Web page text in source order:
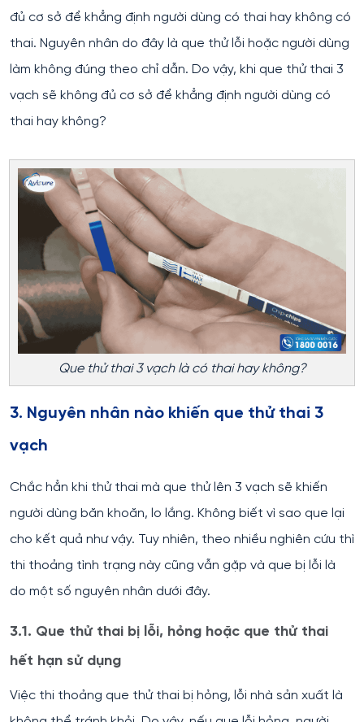
đủ cơ sở để khẳng định người dùng có thai hay không có
thai. Nguyên nhân do đây là que thử lỗi hoặc người dùng
làm không đúng theo chỉ dẫn. Do vậy, khi que thử thai 3
vạch sẽ không đủ cơ sở để khẳng định người dùng có
thai hay không?
Que thử thai 3 vạch là có thai hay không?
3. Nguyên nhân nào khiến que thử thai 3
vạch
Chắc hẳn khi thử thai mà que thử lên 3 vạch sẽ khiến
người dùng băn khoăn, lo lắng. Không biết vì sao que lại
cho kết quả như vậy. Tuy nhiên, theo nhiều nghiên cứu thì
thi thoảng tình trạng này cũng vẫn gặp và que bị lỗi là
do một số nguyên nhân dưới đây.
3.1. Que thử thai bị lỗi, hỏng hoặc que thử thai
hết hạn sử dụng
Việc thi thoảng que thử thai bị hỏng, lỗi nhà sản xuất là